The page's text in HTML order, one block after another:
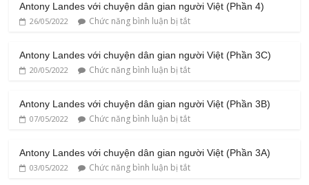
Antony Landes với chuyện dân gian người Việt (Phần 4)
26/05/2022 Chức năng bình luận bị tắt
Antony Landes với chuyện dân gian người Việt (Phần 3C)
20/05/2022 Chức năng bình luận bị tắt
Antony Landes với chuyện dân gian người Việt (Phần 3B)
07/05/2022 Chức năng bình luận bị tắt
Antony Landes với chuyện dân gian người Việt (Phần 3A)
03/05/2022 Chức năng bình luận bị tắt